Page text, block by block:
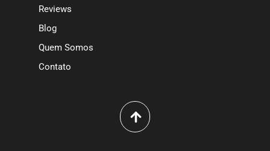
Reviews
Blog
Quem Somos
Contato